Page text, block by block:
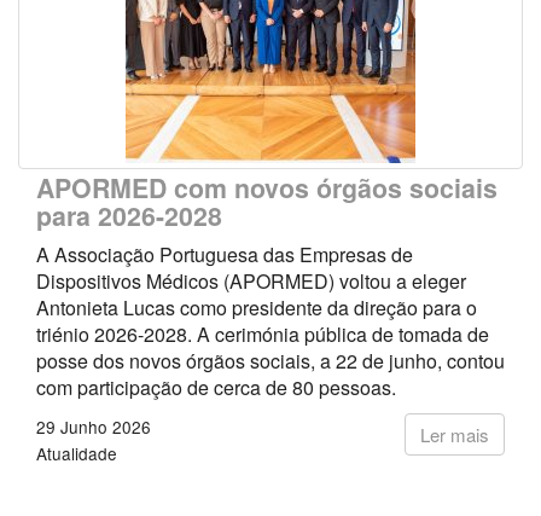
APORMED com novos órgãos sociais
para 2026-2028
A Associação Portuguesa das Empresas de
Dispositivos Médicos (APORMED) voltou a eleger
Antonieta Lucas como presidente da direção para o
triénio 2026-2028. A cerimónia pública de tomada de
posse dos novos órgãos sociais, a 22 de junho, contou
com participação de cerca de 80 pessoas.
Ler mais
29 Junho 2026
Atualidade